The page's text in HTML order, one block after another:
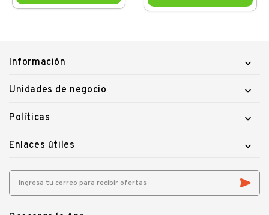
Información 
Unidades de negocio 
Políticas 
Enlaces útiles 